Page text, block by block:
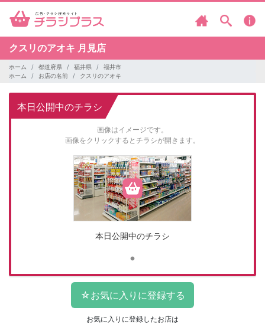
クスリのアオキ 月見店
ホーム 都道府県 福井県
福井市
ホーム
お店の名前 クスリのアオキ
本日公開中のチラシ
画像はイメージです。
画像をクリックするとチラシが開きます。
本日公開中のチラシ
お気に入りに登録したお店は